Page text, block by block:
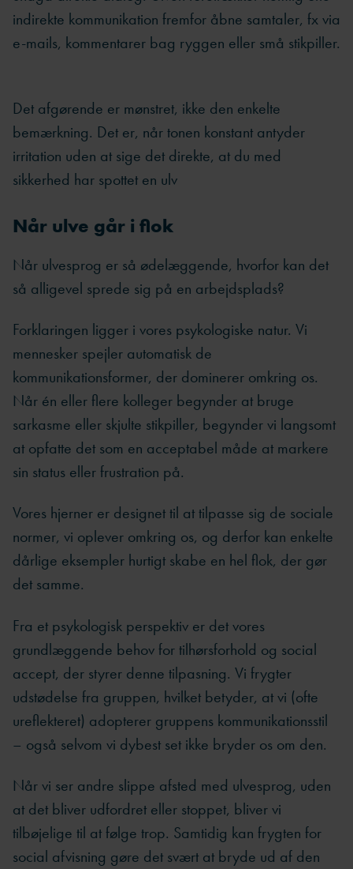
indirekte kommunikation fremfor åbne samtaler, fx via
e-mails, kommentarer bag ryggen eller små stikpiller.
Det afgørende er mønstret, ikke den enkelte
bemærkning. Det er, når tonen konstant antyder
irritation uden at sige det direkte, at du med
sikkerhed har spottet en ulv
Når ulve går i flok
Når ulvesprog er så ødelæggende, hvorfor kan det
så alligevel sprede sig på en arbejdsplads?
Forklaringen ligger i vores psykologiske natur. Vi
mennesker spejler automatisk de
kommunikationsformer, der dominerer omkring os.
Når én eller flere kolleger begynder at bruge
sarkasme eller skjulte stikpiller, begynder vi langsomt
at opfatte det som en acceptabel måde at markere
sin status eller frustration på.
Vores hjerner er designet til at tilpasse sig de sociale
normer, vi oplever omkring os, og derfor kan enkelte
dårlige eksempler hurtigt skabe en hel flok, der gør
det samme.
Fra et psykologisk perspektiv er det vores
grundlæggende behov for tilhørsforhold og social
accept, der styrer denne tilpasning. Vi frygter
udstødelse fra gruppen, hvilket betyder, at vi (ofte
ureflekteret) adopterer gruppens kommunikationsstil
– også selvom vi dybest set ikke bryder os om den.
Når vi ser andre slippe afsted med ulvesprog, uden
at det bliver udfordret eller stoppet, bliver vi
tilbøjelige til at følge trop. Samtidig kan frygten for
social afvisning gøre det svært at bryde ud af den